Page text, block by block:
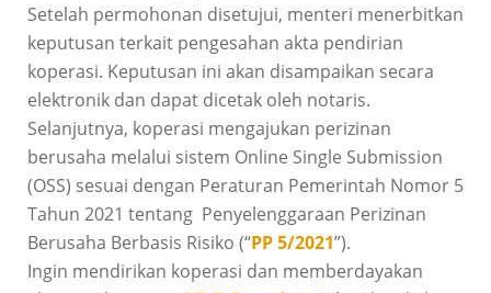
Setelah permohonan disetujui, menteri menerbitkan
keputusan terkait pengesahan akta pendirian
koperasi. Keputusan ini akan disampaikan secara
elektronik dan dapat dicetak oleh notaris.
Selanjutnya, koperasi mengajukan perizinan
berusaha melalui sistem Online Single Submission
(OSS) sesuai dengan Peraturan Pemerintah Nomor 5
Tahun 2021 tentang Penyelenggaraan Perizinan
Berusaha Berbasis Risiko (“PP 5/2021”).
Ingin mendirikan koperasi dan memberdayakan